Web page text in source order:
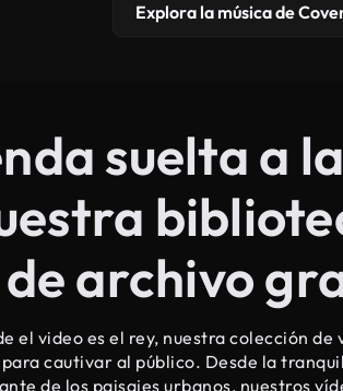
Explora la música de
suelta a
de archivo
el video es el rey, nuestra colección
cautivar al público. Desde la
de los paisajes urbanos, nuestros